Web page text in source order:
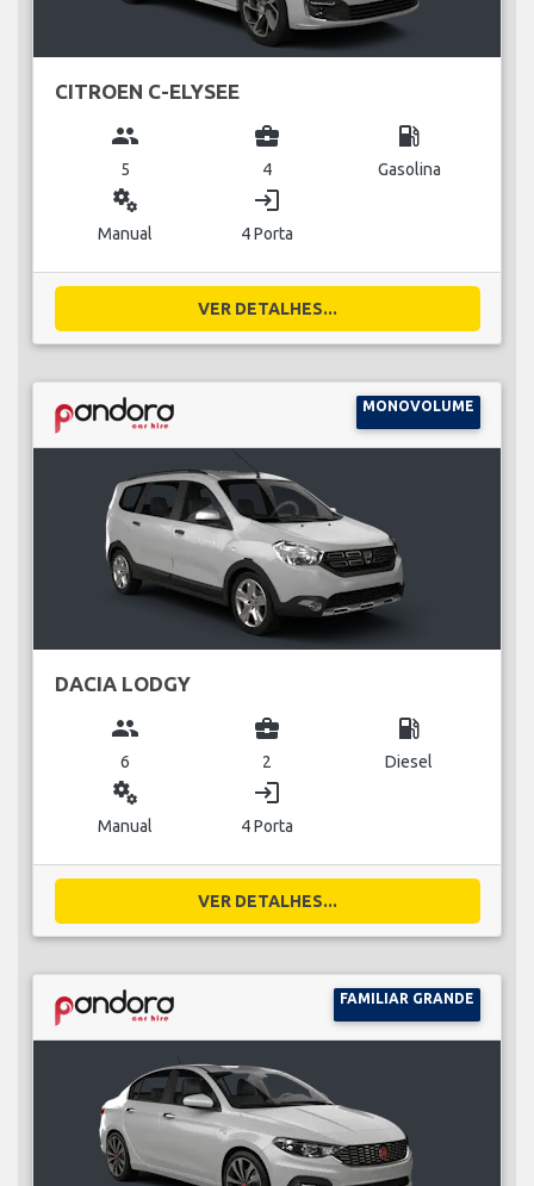
CITROEN C-ELYSEE
group
5
business_center
4
local_gas_station
Gasolina
miscellaneous_services
Manual
login
4 Porta
VER DETALHES...
MONOVOLUME
DACIA LODGY
group
6
business_center
2
local_gas_station
Diesel
miscellaneous_services
Manual
login
4 Porta
VER DETALHES...
FAMILIAR GRANDE